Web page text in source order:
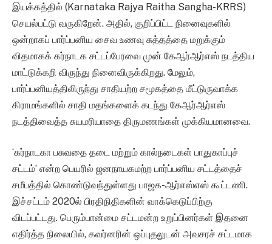
இயக்கத்தில் (Karnataka Rajya Raitha Sangha-KRRS)
செயல்பட்டு வருகிறேன். அதில், குறிப்பிட்ட நினைவுகளில்
ஒன்றாகப் பார்ப்பனிய சைவ உணவு சுத்தத்தை மறுக்கும்
விதமாகக் கர்நாடக சட்டப்பேரவை முன் கேஆர்ஆர்எஸ் நடத்திய
மாட்டுக்கறி விருந்து நினைவிருக்கிறது. மேலும்,
பார்ப்பனியத்திலிருந்து சாதியற்ற சமூகத்தை மீட்டுருவாக்க
கிராமங்களில் சாதி மதங்களைக் கடந்து கேஆர்ஆர்எஸ்
நடத்திவைத்த சுயமரியாதை திருமணங்கள் முக்கியமானவை.
‘கர்நாடகா பசுவதை தடை மற்றும் கால்நடைகள் பாதுகாப்புச்
சட்டம்’ என்ற பெயரில் ஜனநாயகமற்ற பார்ப்பனிய சட்டத்தைச்
சமீபத்தில் கொண்டுவந்துள்ளது பாஜக-ஆர்எஸ்எஸ் கூட்டணி.
இச்சட்டம் 2020ல் பிரதிநிதிகளின் வாக்கெடுப்பிற்கு
விடப்பட்டது. பெரும்பான்மை சட்டமன்ற உறுப்பினர்கள் இதனை
எதிர்த்த நிலையில், கவர்னரின் ஒப்புதலுடன் அவசரச் சட்டமாக